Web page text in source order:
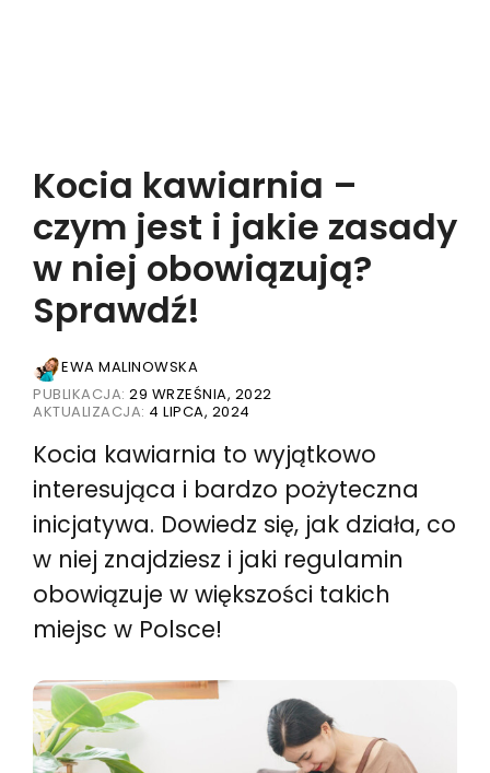
Kocia kawiarnia –
czym jest i jakie zasady
w niej obowiązują?
Sprawdź!
EWA MALINOWSKA
PUBLIKACJA: 29 WRZEŚNIA, 2022
AKTUALIZACJA: 4 LIPCA, 2024
Kocia kawiarnia to wyjątkowo
interesująca i bardzo pożyteczna
inicjatywa. Dowiedz się, jak działa, co
w niej znajdziesz i jaki regulamin
obowiązuje w większości takich
miejsc w Polsce!